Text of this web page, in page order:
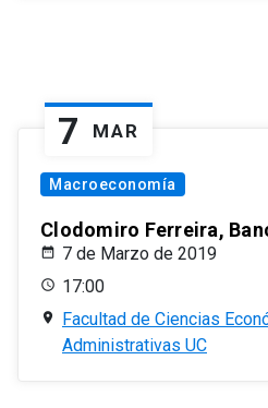
7 MAR
Macroeconomía
Clodomiro Ferreira,
7 de Marzo de 2019
17:00
Facultad de Ciencias
Administrativas UC